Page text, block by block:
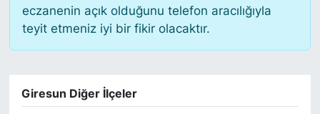
eczanenin açık olduğunu telefon aracılığıyla
teyit etmeniz iyi bir fikir olacaktır.
Giresun Diğer İlçeler